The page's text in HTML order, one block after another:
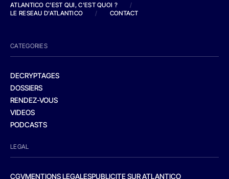
ATLANTICO C'EST QUI, C'EST QUOI ?
/
LE RESEAU D'ATLANTICO
/ CONTACT
CATEGORIES
DECRYPTAGES
DOSSIERS
RENDEZ-VOUS
VIDEOS
PODCASTS
LEGAL
CGVMENTIONS LEGALESPUBLICITE SUR ATLANTICO